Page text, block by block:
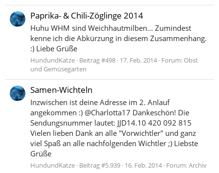
Paprika- & Chili-Zöglinge 2014
Huhu WHM sind Weichhautmilben... Zumindest
kenne ich die Abkürzung in diesem Zusammenhang.
:) Liebe Grüße
HundundKatze Beitrag #498 17. Feb. 2014 Forum: Obst
und Gemüsegarten
Samen-Wichteln
Inzwischen ist deine Adresse im 2. Anlauf
angekommen :) @Charlotta17 Dankeschön! Die
Sendungsnummer lautet: JJD14.10 420 092 815
Vielen lieben Dank an alle "Vorwichtler" und ganz
viel Spaß an alle nachfolgenden Wichtler ;) Liebste
Grüße
HundundKatze Beitrag #5.939 16. Feb. 2014 Forum:Archiv